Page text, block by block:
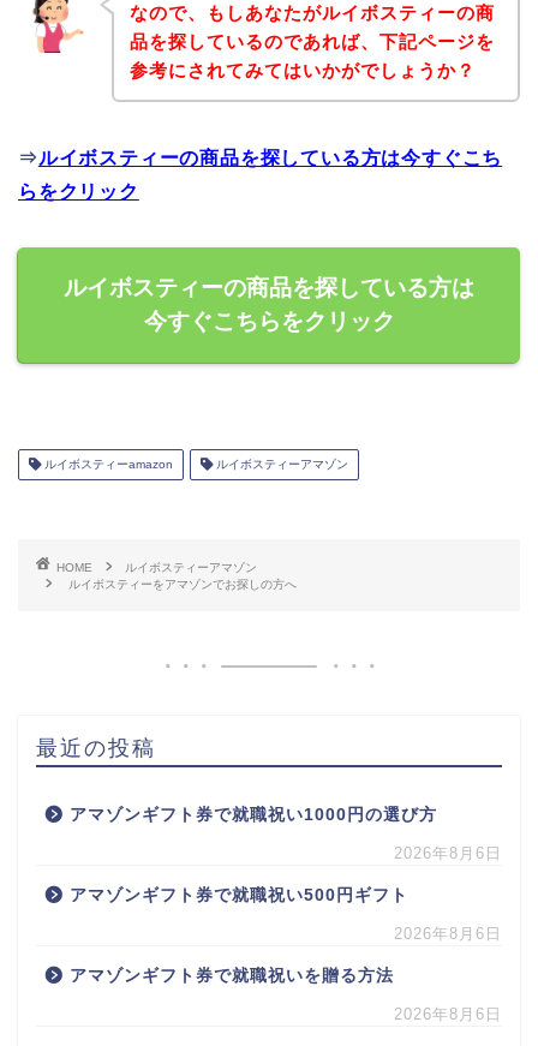
なので、もしあなたがルイボスティーの商
品を探しているのであれば、下記ページを
参考にされてみてはいかがでしょうか？
⇒ルイボスティーの商品を探している方は今すぐこち
らをクリック
ルイボスティーの商品を探している方は
今すぐこちらをクリック
ルイボスティーamazon ルイボスティーアマゾン
HOME
ルイボスティーアマゾン
ルイボスティーをアマゾンでお探しの方へ
最近の投稿
アマゾンギフト券で就職祝い1000円の選び方
2026年8月6日
アマゾンギフト券で就職祝い500円ギフト
2026年8月6日
アマゾンギフト券で就職祝いを贈る方法
2026年8月6日